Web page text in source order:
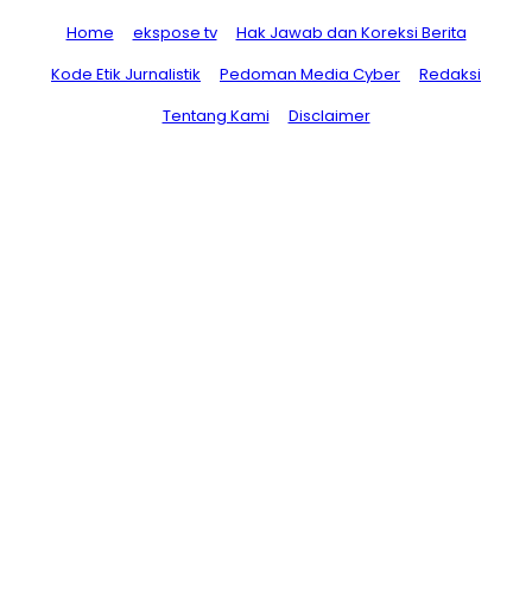
Home ekspose tv
Hak Jawab dan Koreksi Berita
Kode Etik Jurnalistik
Pedoman Media Cyber
Redaksi
Tentang Kami
Disclaimer